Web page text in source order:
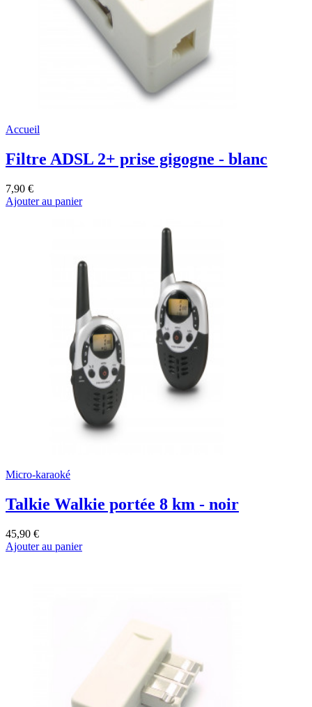
Accueil
Filtre ADSL 2+ prise gigogne - blanc
7,90 €
Ajouter au panier
Micro-karaoké
Talkie Walkie portée 8 km - noir
45,90 €
Ajouter au panier